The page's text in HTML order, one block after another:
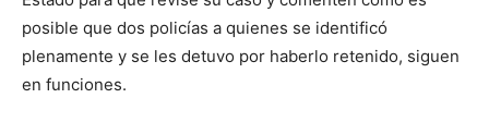
posible que dos policías a quienes se identificó
plenamente y se les detuvo por haberlo retenido, siguen
en funciones.